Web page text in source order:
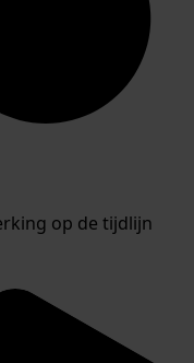
op de tijdlijn